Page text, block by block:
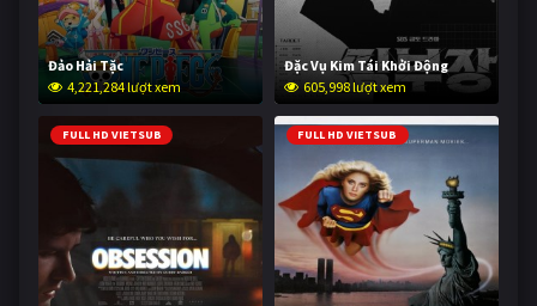
Đảo Hải Tặc
4,221,284 lượt xem
Đặc Vụ Kim Tái Khởi Động
605,998 lượt xem
FULL HD VIETSUB FULL HD VIETSUB